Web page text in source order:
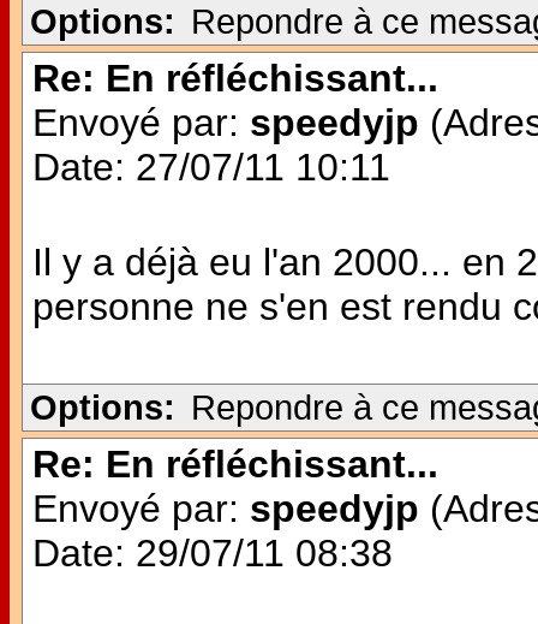
Options: Repondre à ce
Re: En réfléchissant...
Envoyé par: speedyjp
Date: 27/07/11 10:11
Il y a déjà eu l'an 2000... en
personne ne s'en est rendu
Options: Repondre à ce
Re: En réfléchissant...
Envoyé par: speedyjp
Date: 29/07/11 08:38